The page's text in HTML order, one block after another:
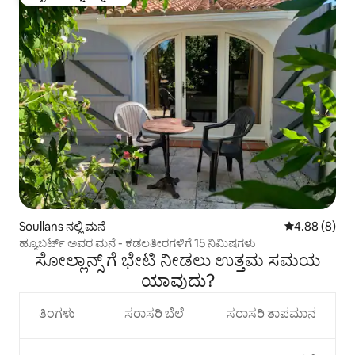
Soullans ನಲ್ಲಿ ಮನೆ 5 ರಲ್ಲಿ 4.88
4.88 (8)
ಹ್ಯೂಬರ್ಟ್ ಅವರ ಮನೆ - ಕಡಲತೀರಗಳಿಗೆ 15 ನಿಮಿಷಗಳು
ಸೋಲ್ಲಾನ್ಸ್ ಗೆ ಭೇಟಿ ನೀಡಲು ಉತ್ತಮ ಸಮಯ
ಯಾವುದು?
ತಿಂಗಳು ಸರಾಸರಿ ಬೆಲೆ ಸರಾಸರಿ ತಾಪಮಾನ